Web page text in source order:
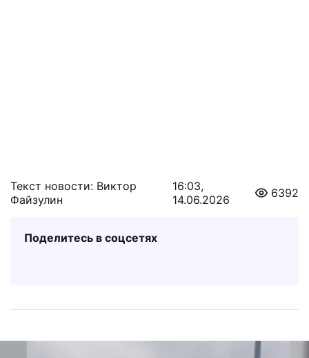
Текст новости: Виктор
Файзулин
16:03,
14.06.2026
6392
Поделитесь в соцсетях